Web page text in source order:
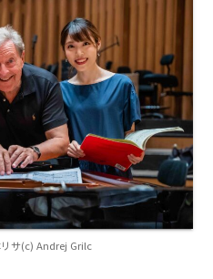
サ(c) Andrej Grilc